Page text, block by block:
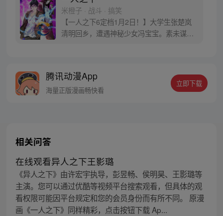
米橙子 · 战斗 · 搞笑
【一人之下6定档1月2日！】大学生张楚岚
清明回乡，遭遇神秘少女冯宝宝。素未谋面
密，张楚岚的生活被彻底颠覆，与冯宝宝一
同踏上“异人”之旅。
腾讯动漫App
海量正版漫画畅快看
立即下载
相关问答
在线观看异人之下王影璐
《异人之下》由许宏宇执导，彭昱畅、侯明昊、王影璐等
主演。您可以通过优酷等视频平台搜索观看，但具体的观
看权限可能因平台规定和您的会员身份而有所不同。 原漫
画《一人之下》同样精彩，点击按钮下载 Ap...